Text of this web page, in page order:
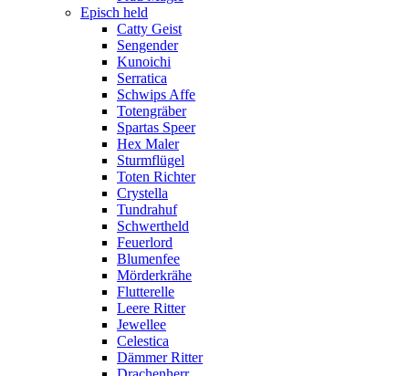
Episch held
Catty Geist
Sengender
Kunoichi
Serratica
Schwips Affe
Totengräber
Spartas Speer
Hex Maler
Sturmflügel
Toten Richter
Crystella
Tundrahuf
Schwertheld
Feuerlord
Blumenfee
Mörderkrähe
Flutterelle
Leere Ritter
Jewellee
Celestica
Dämmer Ritter